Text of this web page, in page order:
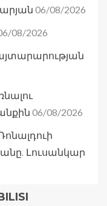
06/08/2026
08/2026
06/08/2026
Լուսանկար